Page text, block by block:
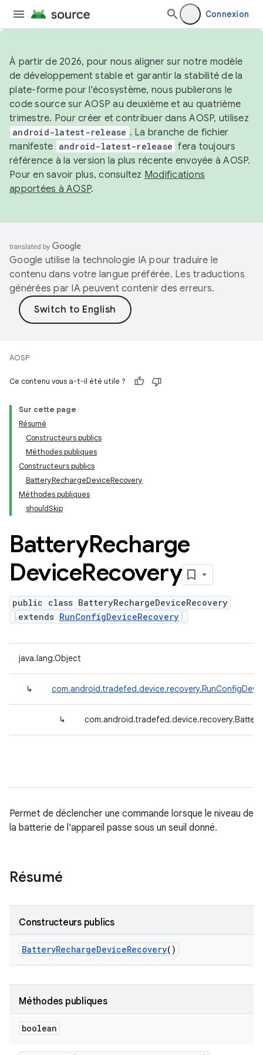
Connexion
À partir de 2026, pour nous aligner sur notre modèle
de développement stable et garantir la stabilité de la
plate-forme pour l'écosystème, nous publierons le
code source sur AOSP au deuxième et au quatrième
trimestre. Pour créer et contribuer dans AOSP, utilisez
android-latest-release . La branche de fichier
manifeste android-latest-release fera toujours
référence à la version la plus récente envoyée à AOSP.
Pour en savoir plus, consultez Modifications
apportées à AOSP.
Google utilise la technologie IA pour traduire le
contenu dans votre langue préférée. Les traductions
générées par IA peuvent contenir des erreurs.
AOSP
Ce contenu vous a-t-il été utile ?
Sur cette page
Résumé
Constructeurs publics
Méthodes publiques
Constructeurs publics
BatteryRechargeDeviceRecovery
Méthodes publiques
shouldSkip
BatteryRecharge
DeviceRecovery
public class BatteryRechargeDeviceRecovery
extends RunConfigDeviceRecovery
java.lang.Object
↳
↳
Permet de déclencher une commande lorsque le niveau de
la batterie de l'appareil passe sous un seuil donné.
Résumé
Constructeurs publics
BatteryRechargeDeviceRecovery()
Méthodes publiques
boolean